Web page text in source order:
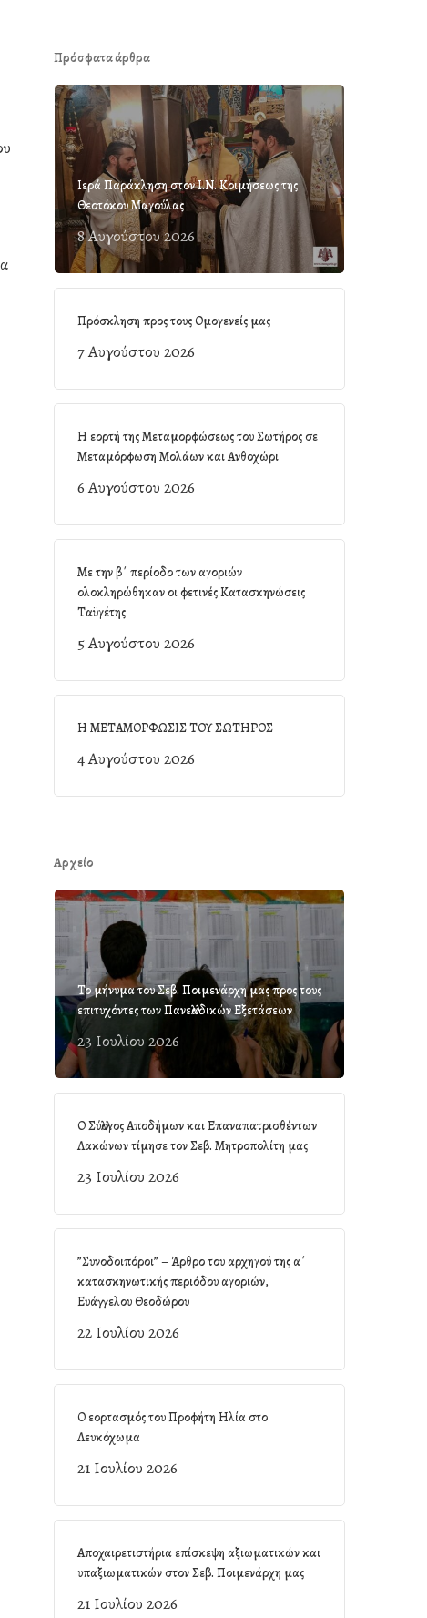
Πρόσφατα άρθρα
Ιερά Παράκληση στον Ι.Ν. Κοιμήσεως της
Θεοτόκου Μαγούλας
8 Αυγούστου 2026
Πρόσκληση προς τους Ομογενείς μας
7 Αυγούστου 2026
Η εορτή της Μεταμορφώσεως του Σωτήρος σε
Μεταμόρφωση Μολάων και Ανθοχώρι
6 Αυγούστου 2026
Με την β΄ περίοδο των αγοριών
ολοκληρώθηκαν οι φετινές Κατασκηνώσεις
Ταϋγέτης
5 Αυγούστου 2026
Η ΜΕΤΑΜΟΡΦΩΣΙΣ ΤΟΥ ΣΩΤΗΡΟΣ
4 Αυγούστου 2026
Αρχείο
Το μήνυμα του Σεβ. Ποιμενάρχη μας προς τους
επιτυχόντες των Πανελλαδικών Εξετάσεων
23 Ιουλίου 2026
Ο Σύλλογος Αποδήμων και Επαναπατρισθέντων
Λακώνων τίμησε τον Σεβ. Μητροπολίτη μας
23 Ιουλίου 2026
”Συνοδοιπόροι” – Άρθρο του αρχηγού της α΄
κατασκηνωτικής περιόδου αγοριών,
Ευάγγελου Θεοδώρου
22 Ιουλίου 2026
Ο εορτασμός του Προφήτη Ηλία στο
Λευκόχωμα
21 Ιουλίου 2026
Αποχαιρετιστήρια επίσκεψη αξιωματικών και
υπαξιωματικών στον Σεβ. Ποιμενάρχη μας
21 Ιουλίου 2026